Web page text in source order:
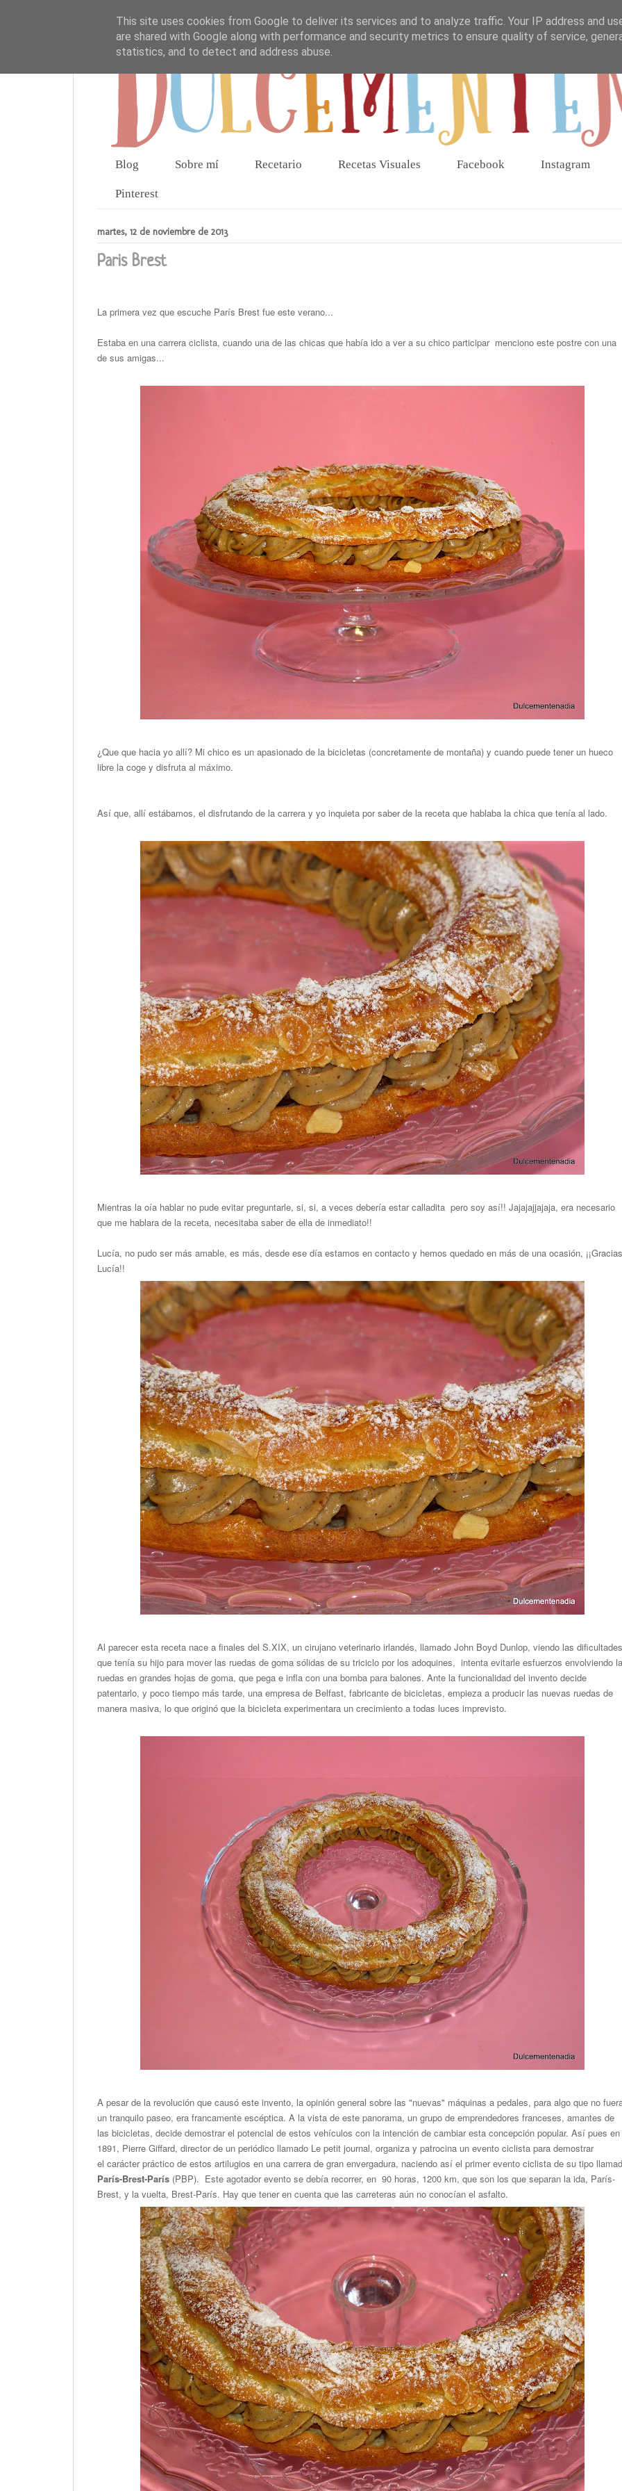
Blog Sobre mí Recetario Recetas Visuales Facebook Instagram
Pinterest
martes, 12 de noviembre de 2013
Paris Brest
La primera vez que escuche París Brest fue este verano...
Estaba en una carrera ciclista, cuando una de las chicas que había ido a ver a su chico participar menciono este postre con una
de sus amigas...
¿Que que hacia yo allí? Mi chico es un apasionado de la bicicletas (concretamente de montaña) y cuando puede tener un hueco
libre la coge y disfruta al máximo.
Así que, allí estábamos, el disfrutando de la carrera y yo inquieta por saber de la receta que hablaba la chica que tenía al lado.
Mientras la oía hablar no pude evitar preguntarle, si, si, a veces debería estar calladita pero soy así!! Jajajajjajaja, era necesario
que me hablara de la receta, necesitaba saber de ella de inmediato!!
Lucía, no pudo ser más amable, es más, desde ese día estamos en contacto y hemos quedado en más de una ocasión, ¡¡Gracias
Lucía!!
Al parecer esta receta nace a finales del S.XIX, un cirujano veterinario irlandés, llamado John Boyd Dunlop, viendo las dificultades
que tenía su hijo para mover las ruedas de goma sólidas de su triciclo por los adoquines, intenta evitarle esfuerzos envolviendo
ruedas en grandes hojas de goma, que pega e infla con una bomba para balones. Ante la funcionalidad del invento decide
patentarlo, y poco tiempo más tarde, una empresa de Belfast, fabricante de bicicletas, empieza a producir las nuevas ruedas de
manera masiva, lo que originó que la bicicleta experimentara un crecimiento a todas luces imprevisto.
A pesar de la revolución que causó este invento, la opinión general sobre las "nuevas" máquinas a pedales, para algo que no
un tranquilo paseo, era francamente escéptica. A la vista de este panorama, un grupo de emprendedores franceses, amantes de
las bicicletas, decide demostrar el potencial de estos vehículos con la intención de cambiar esta concepción popular. Así pues en
1891, Pierre Giffard, director de un periódico llamado Le petit journal, organiza y patrocina un evento ciclista para demostrar
el carácter práctico de estos artilugios en una carrera de gran envergadura, naciendo así el primer evento ciclista de su tipo
París-Brest-París (PBP). Este agotador evento se debía recorrer, en 90 horas, 1200 km, que son los que separan la ida, París-
Brest, y la vuelta, Brest-París. Hay que tener en cuenta que las carreteras aún no conocían el asfalto.
This site uses cookies from Google to deliver its services and to analyze traffic. Your IP address and
are shared with Google along with performance and security metrics to ensure quality of service,
statistics, and to detect and address abuse.